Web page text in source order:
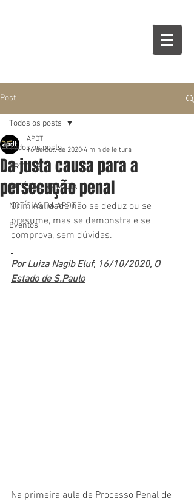
Post
Todos os posts
ARTIGOS
NOTÍCIAS NA MÍDIA
NOTÍCIAS DA APDT
Eventos
Todos os posts
Da justa causa para a
persecução penal
APDT
16 de out. de 2020 4 min de leitura
Criminalidade não se deduz ou se
presume, mas se demonstra e se
comprova, sem dúvidas.
Por Luiza Nagib Eluf, 16/10/2020, O
Estado de S.Paulo
Na primeira aula de Processo Penal de